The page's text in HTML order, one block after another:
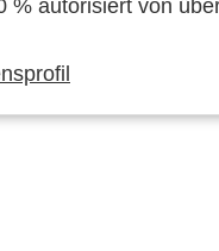
% autorisiert von